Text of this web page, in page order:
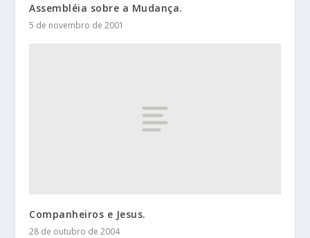
Assembléia sobre a Mudança.
5 de novembro de 2001
Companheiros e Jesus.
28 de outubro de 2004